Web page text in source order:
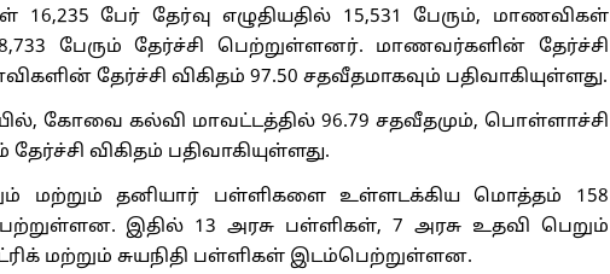
பேர் தேர்வு எழுதியதில் 15,531 பேரும், மாணவிகள்
பேரும் தேர்ச்சி பெற்றுள்ளனர். மாணவர்களின் தேர்ச்சி
தேர்ச்சி விகிதம் 97.50 சதவீதமாகவும் பதிவாகியுள்ளது.
கோவை கல்வி மாவட்டத்தில் 96.79 சதவீதமும், பொள்ளாச்சி
விகிதம் பதிவாகியுள்ளது.
மற்றும் தனியார் பள்ளிகளை உள்ளடக்கிய மொத்தம் 158
இதில் 13 அரசு பள்ளிகள், 7 அரசு உதவி பெறும்
மற்றும் சுயநிதி பள்ளிகள் இடம்பெற்றுள்ளன.